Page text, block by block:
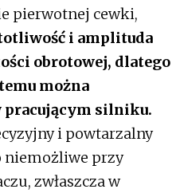
pierwotnej cewki,
i amplituda
obrotowej, dlatego
można
pracującym silniku.
i powtarzalny
niemożliwe przy
zwłaszcza w